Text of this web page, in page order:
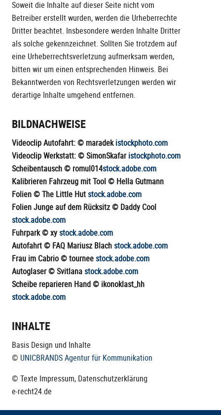
Soweit die Inhalte auf dieser Seite nicht vom
Betreiber erstellt wurden, werden die Urheberrechte
Dritter beachtet. Insbesondere werden Inhalte Dritter
als solche gekennzeichnet. Sollten Sie trotzdem auf
eine Urheberrechtsverletzung aufmerksam werden,
bitten wir um einen entsprechenden Hinweis. Bei
Bekanntwerden von Rechtsverletzungen werden wir
derartige Inhalte umgehend entfernen.
BILDNACHWEISE
Videoclip Autofahrt: © maradek istockphoto.com
Videoclip Werkstatt: © SimonSkafar istockphoto.com
Scheibentausch © romul014stock.adobe.com
Kalibrieren Fahrzeug mit Tool © Hella Gutmann
Folien © The Little Hut stock.adobe.com
Folien Junge auf dem Rücksitz © Daddy Cool
stock.adobe.com
Fuhrpark © xy stock.adobe.com
Autofahrt © FAQ Mariusz Blach stock.adobe.com
Frau im Cabrio © tournee stock.adobe.com
Autoglaser © Svitlana stock.adobe.com
Scheibe reparieren Hand © ikonoklast_hh
stock.adobe.com
INHALTE
Basis Design und Inhalte
© UNICBRANDS Agentur für Kommunikation
© Texte Impressum, Datenschutzerklärung
e-recht24.de